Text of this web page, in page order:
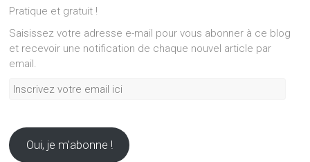
Pratique et gratuit !
Saisissez votre adresse e-mail pour vous abonner à ce blog
et recevoir une notification de chaque nouvel article par
email.
Inscrivez
ici
Oui, je m'abonne !